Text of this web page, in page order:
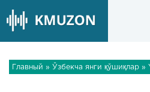
Главный » Ўзбекча янги қўшиқлар »